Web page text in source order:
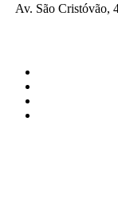
Av. São Cristóvão,